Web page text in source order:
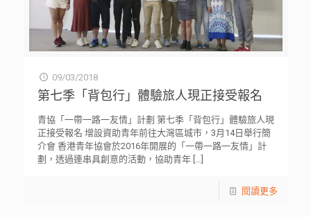
09/03/2018
第七季「背包行」體驗旅人現正接受報名
青協「一帶一路一友情」計劃 第七季「背包行」體驗旅人現
正接受報名 增設資助青年前往大灣區城市，3月14日舉行簡
介會 香港青年協會於2016年開展的「一帶一路一友情」計
劃，透過連串具創意的活動，協助青年[…]
閱讀更多